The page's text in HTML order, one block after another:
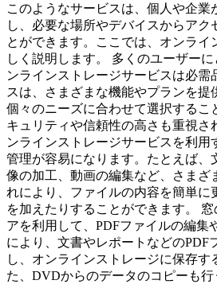
このようなサービスは、個人や企業
し、必要な場所やデバイスからアク
とができます。ここでは、オンライ
しく説明します。 多くのユーザー
ンラインストレージサービスは必需
スは、さまざまな機能やプランを提
個々のニーズに合わせて選択するこ
キュリティや信頼性の高さも重視さ
ンラインストレージサービスを利用
管理が容易になります。たとえば、
像の加工、動画の編集など、さまざ
れにより、ファイルの内容を簡単に
を加えたりすることができます。
アを利用して、PDFファイルの編集
により、文書やレポートなどのPDF
し、オンラインストレージに保存す
た、DVDからのデータのコピーも